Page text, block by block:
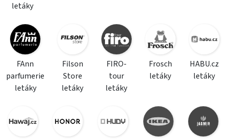
letáky
FAnn
parfumerie
letáky
Filson
Store
letáky
FIRO-
tour
letáky
Frosch
letáky
HABU.cz
letáky